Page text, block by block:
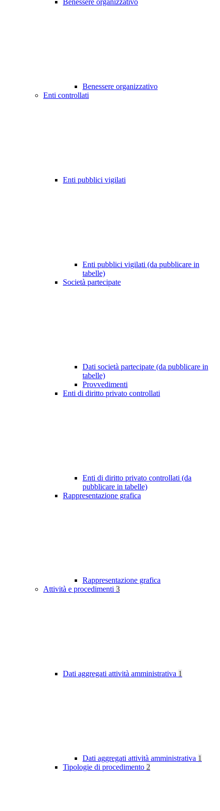
Benessere organizzativo
Benessere organizzativo
Enti controllati
Enti pubblici vigilati
Enti pubblici vigilati (da pubblicare in
tabelle)
Società partecipate
Dati società partecipate (da pubblicare in
tabelle)
Provvedimenti
Enti di diritto privato controllati
Enti di diritto privato controllati (da
pubblicare in tabelle)
Rappresentazione grafica
Rappresentazione grafica
Attività e procedimenti 3
Dati aggregati attività amministrativa 1
Dati aggregati attività amministrativa 1
Tipologie di procedimento 2